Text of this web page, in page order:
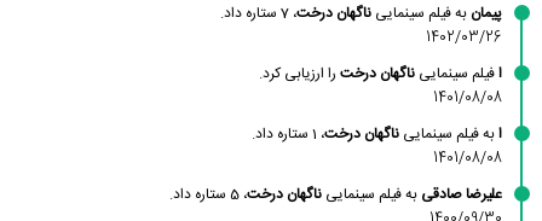
پیمان به فیلم سینمایی ناگهان درخت، 7 ستاره داد.
1402/03/26
افیلم سینمایی ناگهان درخت را ارزیابی کرد.
1401/08/08
ابه فیلم سینمایی ناگهان درخت، 1 ستاره داد.
1401/08/08
علیرضا صادقی به فیلم سینمایی ناگهان درخت، 5 ستاره داد.